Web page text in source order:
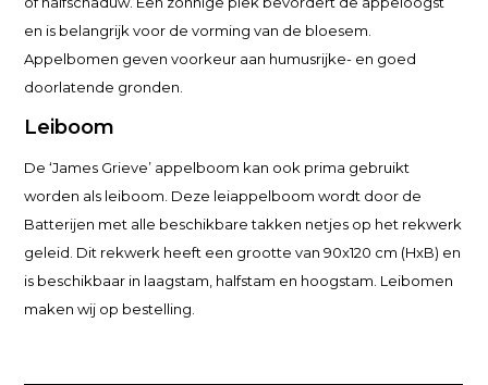
en is belangrijk voor de vorming van de bloesem.
Appelbomen geven voorkeur aan humusrijke- en goed
doorlatende gronden.
Leiboom
De ‘James Grieve’ appelboom kan ook prima gebruikt
worden als leiboom. Deze leiappelboom wordt door de
Batterijen met alle beschikbare takken netjes op het rekwerk
geleid. Dit rekwerk heeft een grootte van 90x120 cm (HxB) en
is beschikbaar in laagstam, halfstam en hoogstam. Leibomen
maken wij op bestelling.